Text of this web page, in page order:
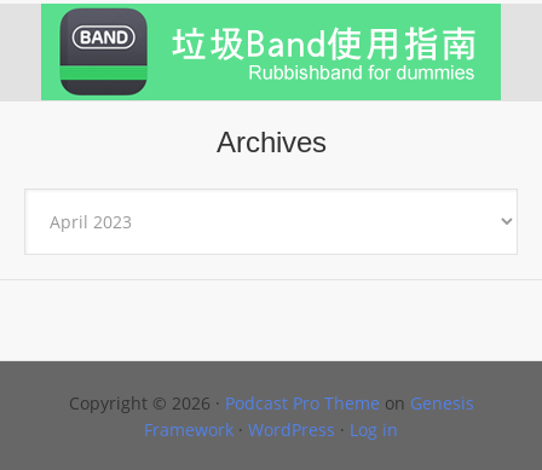
Archives
Copyright © 2026 · Podcast Pro Theme on Genesis
Framework · WordPress · Log in